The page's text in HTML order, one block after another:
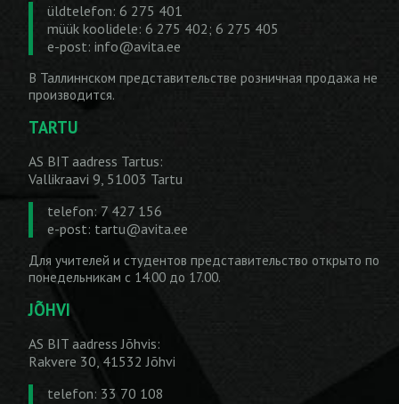
üldtelefon: 6 275 401
müük koolidele: 6 275 402; 6 275 405
e-post: info@avita.ee
В Таллиннском представительстве розничная продажа не
производится.
TARTU
AS BIT aadress Tartus:
Vallikraavi 9, 51003 Tartu
telefon: 7 427 156
e-post: tartu@avita.ee
Для учителей и студентов представительство открыто по
понедельникам с 14.00 до 17.00.
JÕHVI
AS BIT aadress Jõhvis:
Rakvere 30, 41532 Jõhvi
telefon: 33 70 108